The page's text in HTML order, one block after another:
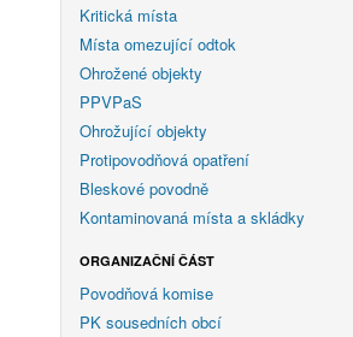
Kritická místa
Místa omezující odtok
Ohrožené objekty
PPVPaS
Ohrožující objekty
Protipovodňová opatření
Bleskové povodně
Kontaminovaná místa a skládky
ORGANIZAČNÍ ČÁST
Povodňová komise
PK sousedních obcí